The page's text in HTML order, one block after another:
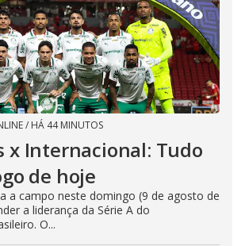
/ HÁ 44 MINUTOS
x Internacional: Tudo
de hoje
a campo neste domingo (9 de agosto de
a liderança da Série A do
O...